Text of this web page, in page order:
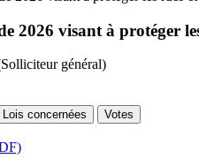
2026 visant à protéger
général)
Lois concernées Votes